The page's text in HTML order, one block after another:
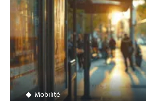
Mobilité